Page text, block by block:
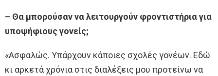
– Θα μπορούσαν να λειτουργούν φροντιστήρια για
υποψήφιους γονείς;
«Ασφαλώς. Υπάρχουν κάποιες σχολές γονέων. Εδώ
κι αρκετά χρόνια στις διαλέξεις μου προτείνω να